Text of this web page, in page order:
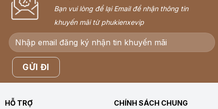
Bạn vui lòng để lại Email để nhận thông tin
khuyến mãi từ phukienxevip
HỖ TRỢ
CHÍNH SÁCH CHUNG